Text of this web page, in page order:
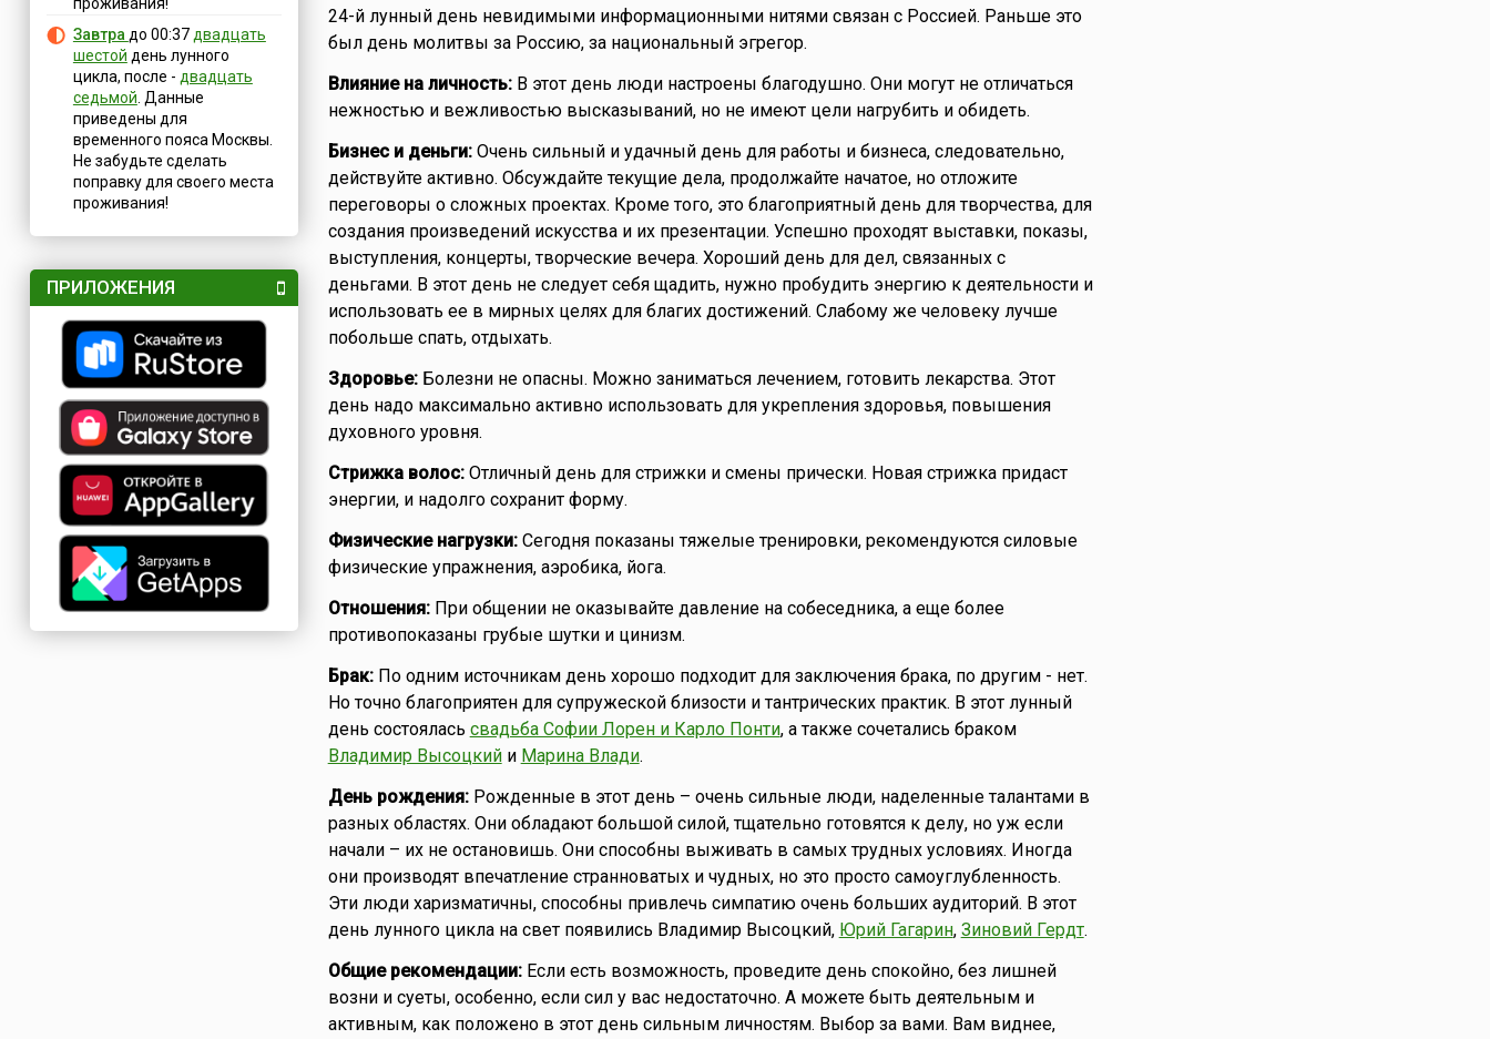
Завтра до 00:37 двадцать
шестой день лунного
цикла, после - двадцать
седьмой . Данные
приведены для
временного пояса Москвы.
Не забудьте сделать
поправку для своего места
проживания!
ПРИЛОЖЕНИЯ
24-й лунный день невидимыми информационными нитями связан с Россией. Раньше это
был день молитвы за Россию, за национальный эгрегор.
Влияние на личность:В этот день люди настроены благодушно. Они могут не отличаться
нежностью и вежливостью высказываний, но не имеют цели нагрубить и обидеть.
Бизнес и деньги:Очень сильный и удачный день для работы и бизнеса, следовательно,
действуйте активно. Обсуждайте текущие дела, продолжайте начатое, но отложите
переговоры о сложных проектах. Кроме того, это благоприятный день для творчества, для
создания произведений искусства и их презентации. Успешно проходят выставки, показы,
выступления, концерты, творческие вечера. Хороший день для дел, связанных с
деньгами. В этот день не следует себя щадить, нужно пробудить энергию к деятельности и
использовать ее в мирных целях для благих достижений. Слабому же человеку лучше
побольше спать, отдыхать.
Здоровье:Болезни не опасны. Можно заниматься лечением, готовить лекарства. Этот
день надо максимально активно использовать для укрепления здоровья, повышения
духовного уровня.
Стрижка волос:Отличный день для стрижки и смены прически. Новая стрижка придаст
энергии, и надолго сохранит форму.
Физические нагрузки:Сегодня показаны тяжелые тренировки, рекомендуются силовые
физические упражнения, аэробика, йога.
Отношения:При общении не оказывайте давление на собеседника, а еще более
противопоказаны грубые шутки и цинизм.
Брак:По одним источникам день хорошо подходит для заключения брака, по другим - нет.
Но точно благоприятен для супружеской близости и тантрических практик. В этот лунный
день состоялась свадьба Софии Лорен и Карло Понти, а также сочетались браком
Владимир Высоцкийи Марина Влади.
День рождения:Рожденные в этот день – очень сильные люди, наделенные талантами в
разных областях. Они обладают большой силой, тщательно готовятся к делу, но уж если
начали – их не остановишь. Они способны выживать в самых трудных условиях. Иногда
они производят впечатление странноватых и чудных, но это просто самоуглубленность.
Эти люди харизматичны, способны привлечь симпатию очень больших аудиторий. В этот
день лунного цикла на свет появились Владимир Высоцкий, Юрий Гагарин, Зиновий Гердт.
Общие рекомендации:Если есть возможность, проведите день спокойно, без лишней
возни и суеты, особенно, если сил у вас недостаточно. А можете быть деятельным и
активным, как положено в этот день сильным личностям. Выбор за вами. Вам виднее,